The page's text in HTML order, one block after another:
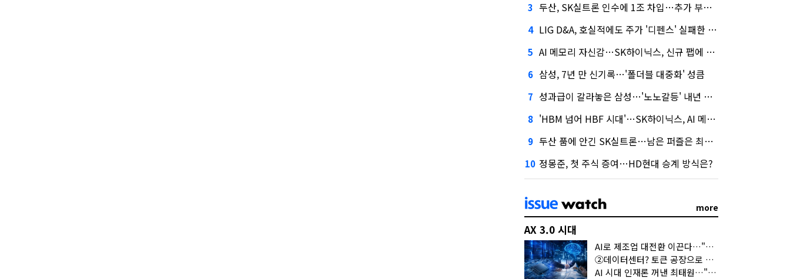
3 두산, SK실트론 인수에 1조 차입…추가 부담은?
4 LIG D&A, 호실적에도 주가 '디펜스' 실패한 이유
5 AI 메모리 자신감…SK하이닉스, 신규 팹에 54조 투자
6 삼성, 7년 만 신기록…'폴더블 대중화' 성큼
7 성과급이 갈라놓은 삼성…'노노갈등' 내년 교섭 판 흔들까
8 'HBM 넘어 HBF 시대'…SK하이닉스, AI 메모리 표준 선점 나섰다
9 두산 품에 안긴 SK실트론…남은 퍼즐은 최태원 지분 29.4%
10 정몽준, 첫 주식 증여…HD현대 승계 방식은?
more
AX 3.0 시대
AI로 제조업 대전환 이끈다…"2030년까지 민관합동 20조 투자"
②데이터센터? 토큰 공장으로 변신
AI 시대 인재론 꺼낸 최태원…"협업이 경쟁력"